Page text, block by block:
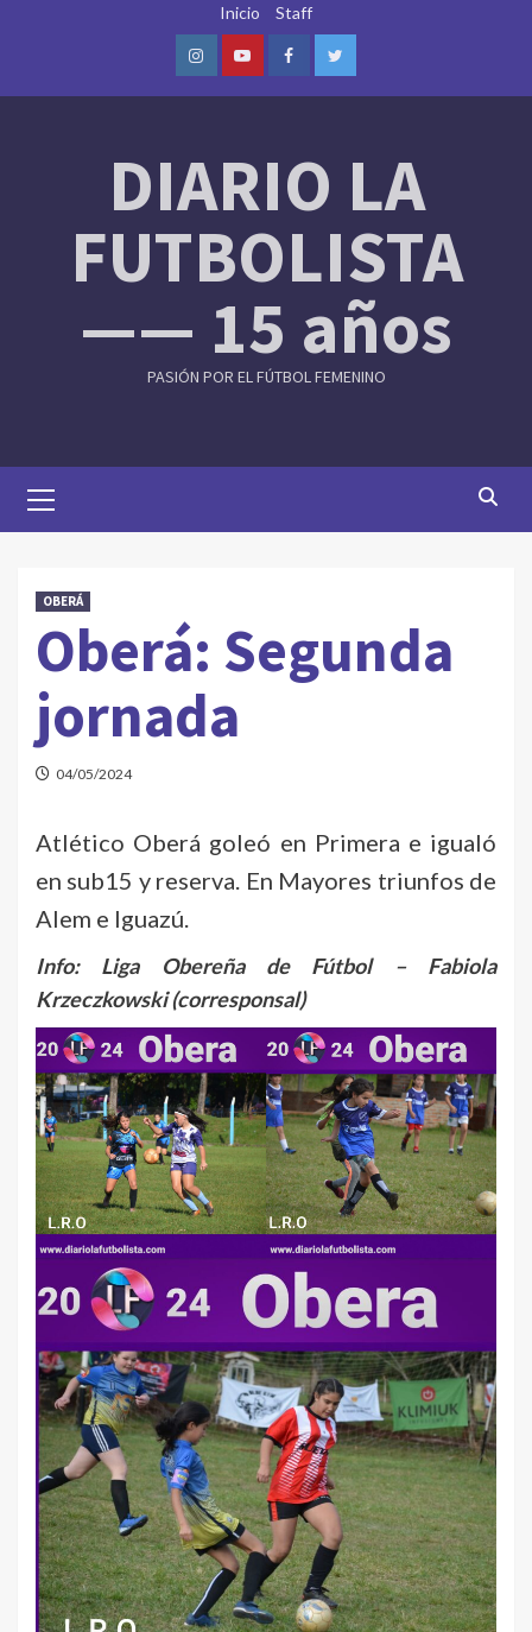
Inicio Staff
InstagramYoutubeFacebookTwitter
DIARIO LA
FUTBOLISTA
—— 15 años
PASIÓN POR EL FÚTBOL FEMENINO
Menu
OBERÁ
Oberá: Segunda
jornada
04/05/2024
Atlético Oberá goleó en Primera e igualó
en sub15 y reserva. En Mayores triunfos de
Alem e Iguazú.
Info: Liga Obereña de Fútbol – Fabiola
Krzeczkowski(corresponsal)